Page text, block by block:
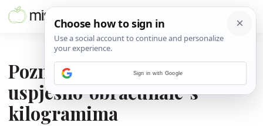
Poznate žene koje su se
uspješno 'obračunale' s
kilogramima
Sign in with Google